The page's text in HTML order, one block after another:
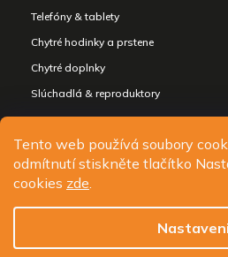
Tento web používá soubory
odmítnutí stiskněte tlačítko
cookies zde.
Telefóny & tablety
Chytré hodinky a prstene
Chytré doplnky
Slúchadlá & reproduktory
Copyright 2026ALIGATOR -
Upraviť nastavenie
Shoptak.cz|